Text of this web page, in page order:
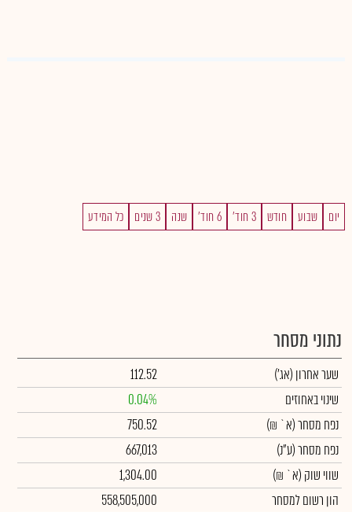
יום שבוע חודש 3 חוד' 6 חוד' שנה 3 שנים כל המידע
נתוני מסחר
שער אחרון (אג')
112.52
שינוי באחוזים
0.04%
נפח מסחר(א` ₪)
750.52
נפח מסחר(ע"נ)
667,013
שווי שוק (א` ₪)
1,304.00
הון רשום למסחר
558,505,000